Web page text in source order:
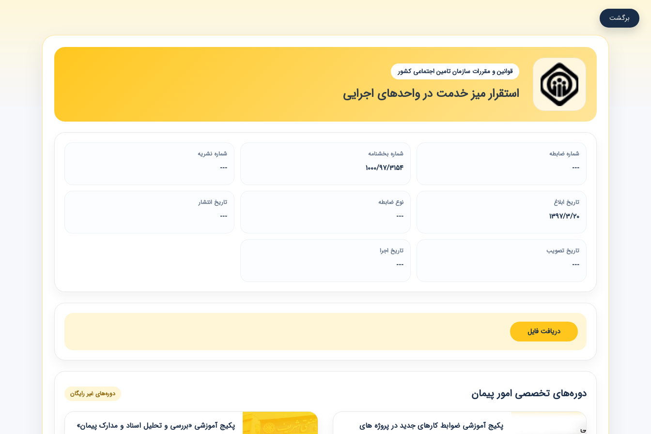
برگشت
قوانین و مقررات سازمان تامین اجتماعی کشور
استقرار میز خدمت در واحدهای اجرایی
شماره ضابطه
---
شماره بخشنامه
1000/97/3154
شماره نشریه
---
تاریخ ابلاغ
1397/3/20
نوع ضابطه
---
تاریخ انتشار
---
تاریخ تصویب
---
تاریخ اجرا
---
دریافت فایل
دوره‌های تخصصی امور پیمان دوره‌های غیر رایگان
پکیج آموزشی ضوابط کارهای جدید در پروژه های
پکیج آموزشی «بررسی و تحلیل اسناد و مدارک پیمان»